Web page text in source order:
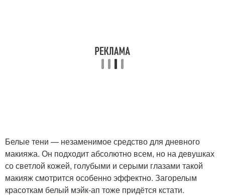
Макияж для глаз
Белые тени — незаменимое средство для дневного
макияжа. Он подходит абсолютно всем, но на девушках
со светлой кожей, голубыми и серыми глазами такой
макияж смотрится особенно эффектно. Загорелым
красоткам белый мэйк-ап тоже придётся кстати.